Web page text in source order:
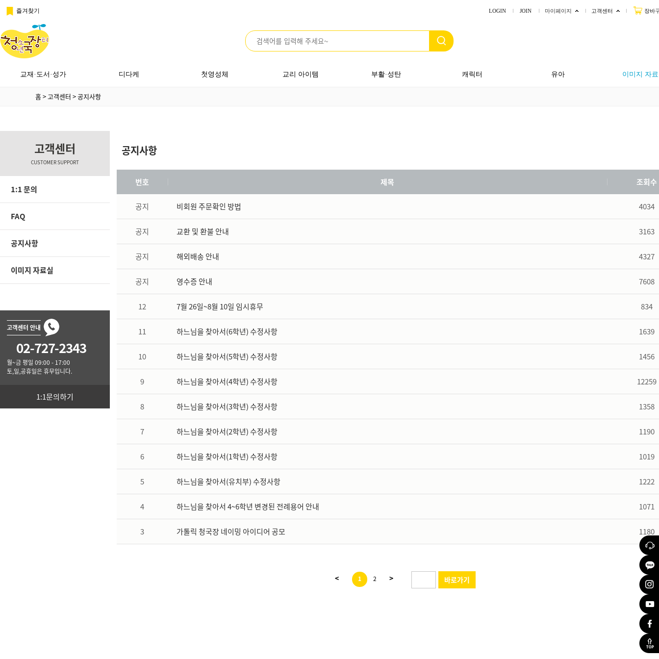
즐겨찾기 LOGIN JOIN 마이페이지 고객센터 장바
교재·도서·성가 디다케 첫영성체 교리 아이템 부활·성탄 캐릭터 유아 이미지 자
홈>고객센터 >공지사항
고객센터
CUSTOMER SUPPORT
1:1 문의
FAQ
공지사항
이미지 자료실
고객센터 안내
02-727-2343
월~금 평일 09:00 - 17:00
토,일,공휴일은 휴무입니다.
1:1문의하기
공지사항
번호 제목 조회수
공지 비회원 주문확인 방법 4034
공지 교환 및 환불 안내 3163
공지 해외배송 안내 4327
공지 영수증 안내 7608
12 7월 26일~8월 10일 임시휴무 834
11 하느님을 찾아서(6학년) 수정사항 1639
10 하느님을 찾아서(5학년) 수정사항 1456
9 하느님을 찾아서(4학년) 수정사항 12259
8 하느님을 찾아서(3학년) 수정사항 1358
7 하느님을 찾아서(2학년) 수정사항 1190
6 하느님을 찾아서(1학년) 수정사항 1019
5 하느님을 찾아서(유치부) 수정사항 1222
4 하느님을 찾아서 4~6학년 변경된 전례용어 안내 1071
3 가톨릭 청국장 네이밍 아이디어 공모 1180
< 1 2 > 바로가기